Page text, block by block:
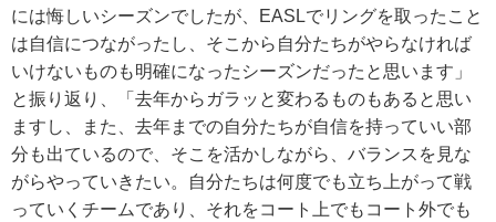
には悔しいシーズンでしたが、EASLでリングを取ったこと
は自信につながったし、そこから自分たちがやらなければ
いけないものも明確になったシーズンだったと思います」
と振り返り、「去年からガラッと変わるものもあると思い
ますし、また、去年までの自分たちが自信を持っていい部
分も出ているので、そこを活かしながら、バランスを見な
がらやっていきたい。自分たちは何度でも立ち上がって戦
っていくチームであり、それをコート上でもコート外でも